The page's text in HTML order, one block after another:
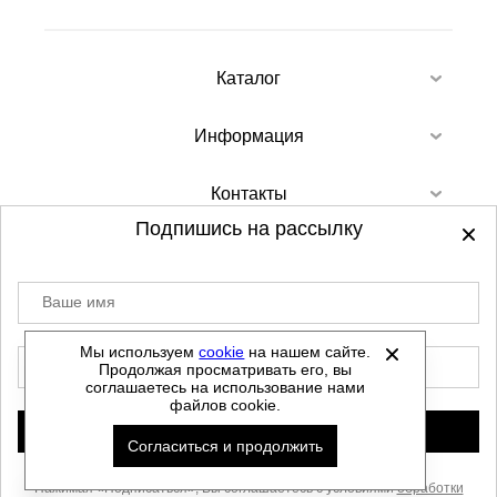
Каталог
Информация
Контакты
©2012-2026 - Sellgroup.ru - все права
защищены.
Данный сайт не является интернет магазином и
не является публичной офертой.
Политика обработки персональных данных
Автоматизировано -
Мы используемcookie на нашем сайте.
Продолжая просматривать его, вы
соглашаетесь на использование нами
файлов cookie.
Согласиться и продолжить
Подпишись на рассылку
Ваше имя
Нажимая «Подписаться», Вы соглашаетесь с условиямиобработки